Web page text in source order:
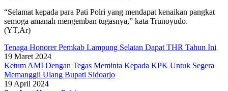
“Selamat kepada para Pati Polri yang mendapat kenaikan pangkat
semoga amanah mengemban tugasnya,” kata Trunoyudo.
(YT,Ar)
Tenaga Honorer Pemkab Lampung Selatan Dapat THR Tahun Ini
19 Maret 2024
Ketum AMI Dengan Tegas Meminta Kepada KPK Untuk Segera
Memanggil Ulang Bupati Sidoarjo
19 April 2024